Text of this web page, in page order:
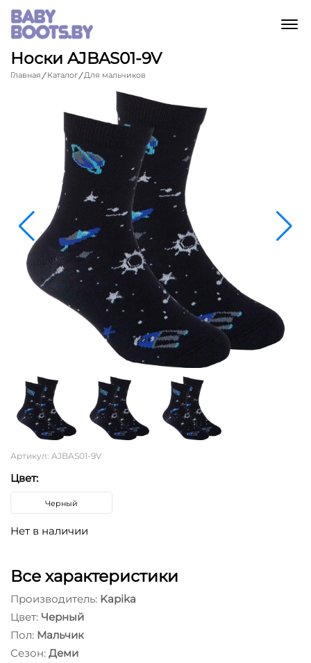
Носки AJBAS01-9V
Главная Каталог Для мальчиков
Артикул: AJBAS01-9V
Цвет:
Черный
Нет в наличии
Все характеристики
Производитель: Kapika
Цвет: Черный
Пол: Мальчик
Сезон: Деми